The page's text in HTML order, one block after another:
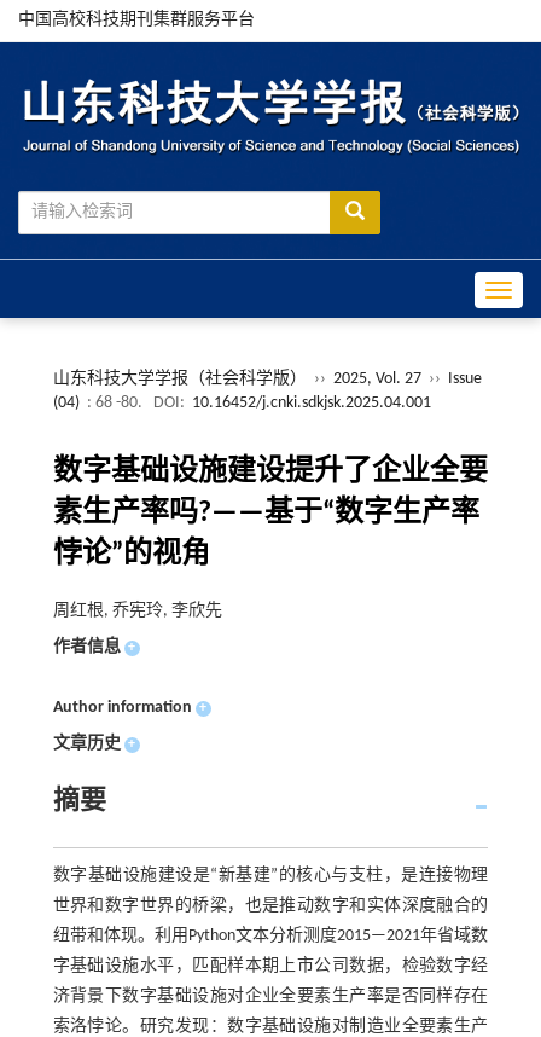
中国高校科技期刊集群服务平台
山东科技大学学报（社会科学版） ›› 2025, Vol. 27 ›› Issue
(04) : 68 -80. DOI: 10.16452/j.cnki.sdkjsk.2025.04.001
数字基础设施建设提升了企业全要
素生产率吗?——基于“数字生产率
悖论”的视角
周红根, 乔宪玲, 李欣先
作者信息 +
Author information +
文章历史 +
摘要
数字基础设施建设是“新基建”的核心与支柱，是连接物理
世界和数字世界的桥梁，也是推动数字和实体深度融合的
纽带和体现。利用Python文本分析测度2015—2021年省域数
字基础设施水平，匹配样本期上市公司数据，检验数字经
济背景下数字基础设施对企业全要素生产率是否同样存在
索洛悖论。研究发现：数字基础设施对制造业全要素生产